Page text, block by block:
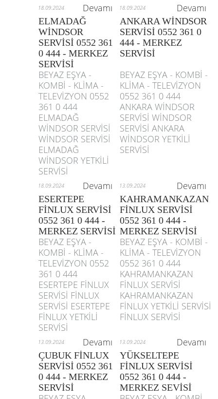
18.09.2024 Devamı 18.09.2024 Devamı
ELMADAĞ
WİNDSOR
SERVİSİ 0552 361
0 444 - MERKEZ
SERVİSİ
ANKARA WİNDSOR
SERVİSİ 0552 361 0
444 - MERKEZ
SERVİSİ
BEYAZ EŞYA -
KOMBİ - KLİMA -
TELEVİZYON 0552
361 0 444
ELMADAĞ
WİNDSOR SERVİSİ
WİNDSOR SERVİSİ
ELMADAĞ
WİNDSOR YETKİLİ
SERVİSİ
BEYAZ EŞYA - KOMBİ -
KLİMA - TELEVİZYON
0552 361 0 444
ANKARA WİNDSOR
SERVİSİ WİNDSOR
SERVİSİ ANKARA
WİNDSOR YETKİLİ
SERVİSİ
18.09.2024 Devamı 13.09.2024 Devamı
ESERTEPE
FİNLUX SERVİSİ
0552 361 0 444 -
MERKEZ SERVİSİ
KAHRAMANKAZAN
FİNLUX SERVİSİ
0552 361 0 444 -
MERKEZ SERVİSİ
BEYAZ EŞYA -
KOMBİ - KLİMA -
TELEVİZYON 0552
361 0 444
ESERTEPE FİNLUX
SERVİSİ FİNLUX
SERVİSİ ESERTEPE
FİNLUX YETKİLİ
SERVİSİ
BEYAZ EŞYA - KOMBİ -
KLİMA - TELEVİZYON
0552 361 0 444
KAHRAMANKAZAN
FİNLUX SERVİSİ
KAHRAMANKAZAN
FİNLUX YETKİLİ SERVİSİ
FİNLUX SERVİSİ
13.09.2024 Devamı 13.09.2024 Devamı
ÇUBUK FİNLUX
SERVİSİ 0552 361
0 444 - MERKEZ
SERVİSİ
YÜKSELTEPE
FİNLUX SERVİSİ
0552 361 0 444 -
MERKEZ SEVİSİ